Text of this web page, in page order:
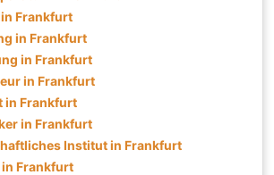
Frankfurt
in Frankfurt
in Frankfurt
in Frankfurt
in Frankfurt
in Frankfurt
Institut in Frankfurt
Frankfurt